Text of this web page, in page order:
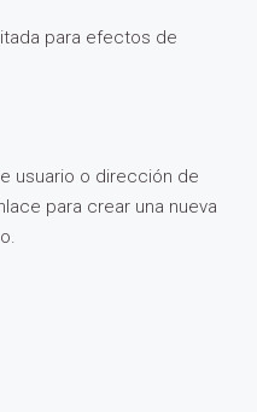
para efectos de
usuario o dirección de
para crear una nueva